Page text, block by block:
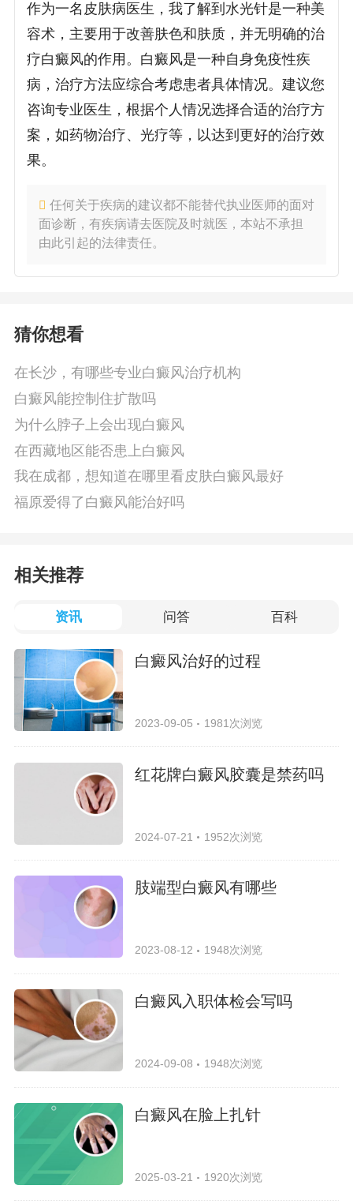
作为一名皮肤病医生，我了解到水光针是一种美
容术，主要用于改善肤色和肤质，并无明确的治
疗白癜风的作用。白癜风是一种自身免疫性疾
病，治疗方法应综合考虑患者具体情况。建议您
咨询专业医生，根据个人情况选择合适的治疗方
案，如药物治疗、光疗等，以达到更好的治疗效
果。
任何关于疾病的建议都不能替代执业医师的面对
面诊断，有疾病请去医院及时就医，本站不承担
由此引起的法律责任。
猜你想看
在长沙，有哪些专业白癜风治疗机构
白癜风能控制住扩散吗
为什么脖子上会出现白癜风
在西藏地区能否患上白癜风
我在成都，想知道在哪里看皮肤白癜风最好
福原爱得了白癜风能治好吗
相关推荐
资讯 问答 百科
白癜风治好的过程
2023-09-05 1981次浏览
红花牌白癜风胶囊是禁药吗
2024-07-21 1952次浏览
肢端型白癜风有哪些
2023-08-12 1948次浏览
白癜风入职体检会写吗
2024-09-08 1948次浏览
白癜风在脸上扎针
2025-03-21 1920次浏览